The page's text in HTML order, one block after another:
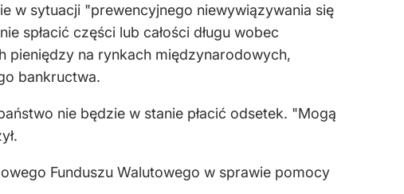
w sytuacji "prewencyjnego niewywiązywania się
spłacić części lub całości długu wobec
na rynkach międzynarodowych,
bankructwa.
nie będzie w stanie płacić odsetek. "Mogą
Funduszu Walutowego w sprawie pomocy